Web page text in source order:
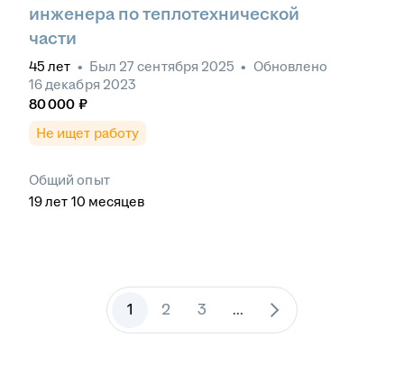
инженера по теплотехнической
части
45 лет • Был 27 сентября 2025 • Обновлено
16 декабря 2023
80 000 ₽
Не ищет работу
Общий опыт
19лет 10 месяцев
1 2 3 ...